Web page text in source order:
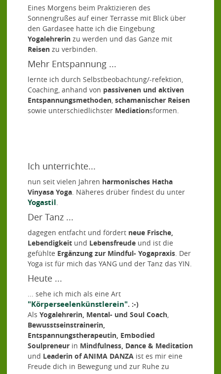
Eines Morgens beim Praktizieren des
Sonnengrußes auf einer Terrasse mit Blick über
den Gardasee hatte ich die Eingebung
Yogalehrerin zu werden und das Ganze mit
Reisen zu verbinden.
Mehr Entspannung ...
lernte ich durch Selbstbeobachtung/-refektion,
Coaching, anhand von passivenen und aktiven
Entspannungsmethoden, schamanischer Reisen
sowie unterschiedlichster Mediationsformen.
Ich unterrichte...
nun seit vielen Jahren harmonisches Hatha
Vinyasa Yoga. Näheres drüber findest du unter
Yogastil.
Der Tanz ...
dagegen entfacht und fördert neue Frische,
Lebendigkeit und Lebensfreude und ist die
gefühlte Ergänzung zur Mindful- Yogapraxis. Der
Yoga ist für mich das YANG und der Tanz das YIN.
Heute ...
... sehe ich mich als eine Art
"Körperseelenkünstlerein". :-)
Als Yogalehrerin, Mental- und Soul Coach,
Bewusstseinstrainerin,
Entspannungstherapeutin, Embodied
Soulpreneur in Mindfulness, Dance & Meditation
und Leaderin of ANIMA DANZA ist es mir eine
Freude dich in Bewegung und zur Ruhe zu